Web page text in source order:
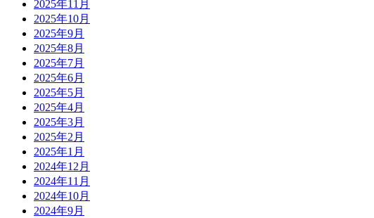
2025年11月
2025年10月
2025年9月
2025年8月
2025年7月
2025年6月
2025年5月
2025年4月
2025年3月
2025年2月
2025年1月
2024年12月
2024年11月
2024年10月
2024年9月